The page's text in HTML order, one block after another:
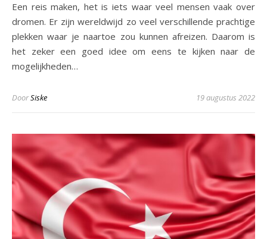
Een reis maken, het is iets waar veel mensen vaak over
dromen. Er zijn wereldwijd zo veel verschillende prachtige
plekken waar je naartoe zou kunnen afreizen. Daarom is
het zeker een goed idee om eens te kijken naar de
mogelijkheden…
DoorSiske 19 augustus 2022